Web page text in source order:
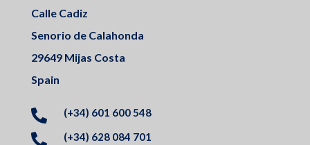
Calle Cadiz
Senorio de Calahonda
29649 Mijas Costa
Spain
 (+34) 601 600 548
 (+34) 628 084 701